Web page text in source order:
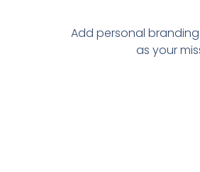
Add personal
as your